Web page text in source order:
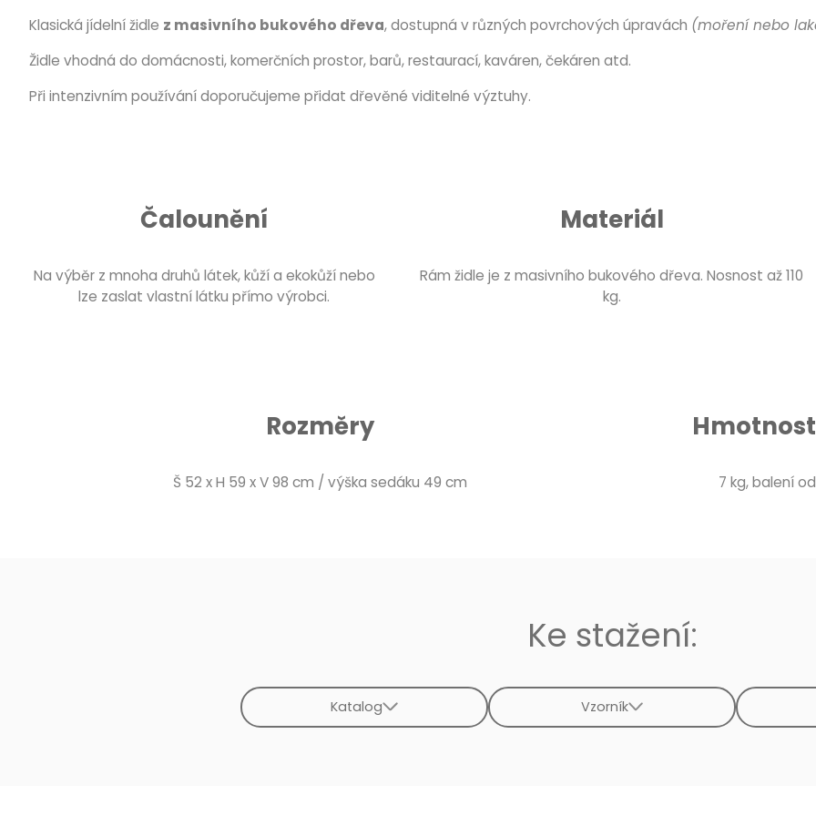
Klasická jídelní židle z masivního bukového dřeva, dostupná v různých povrchových úpravách (moření nebo
Židle vhodná do domácnosti, komerčních prostor, barů, restaurací, kaváren, čekáren atd.
Při intenzivním používání doporučujeme přidat dřevěné viditelné výztuhy.
Čalounění
Na výběr z mnoha druhů látek, kůží a ekokůží nebo
lze zaslat vlastní látku přímo výrobci.
Materiál
Rám židle je z masivního bukového dřeva. Nosnost až 110
kg.
Rozměry
Š 52 x H 59 x V 98 cm / výška sedáku 49 cm 7 kg, balení
Ke stažení:
Katalog Vzorník